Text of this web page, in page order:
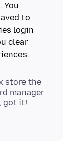
You
to
login
clear
store the
manager
got it!